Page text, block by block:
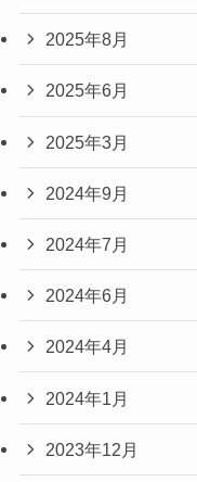
2025年8月
2025年6月
2025年3月
2024年9月
2024年7月
2024年6月
2024年4月
2024年1月
2023年12月